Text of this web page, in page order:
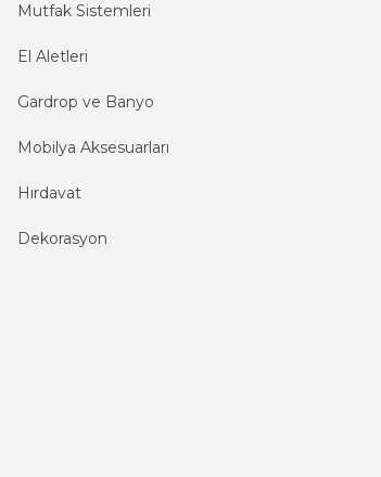
Mutfak Sistemleri
El Aletleri
Gardrop ve Banyo
Mobilya Aksesuarları
Hırdavat
Dekorasyon